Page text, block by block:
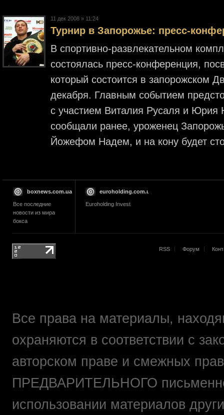
11 дек 2008 » 11:24
Турнир в Запорожье: пресс-
В спортивно-развлекательном
состоялась пресс-конференция,
который состоится в запорожском
декабря. Главным событием
с участием Виталия Русаля и
сообщали ранее, уроженец
Йожефом Надем, и на кону будет
boxnews.com.ua
Все последние
новости из мира
бокса
euroholding.com.ua
Euroholding Invest
RSS Форум
Все права на материалы,
охраняются в соответствии с
авторском праве и смежных
ПРЕДВАРИТЕЛЬНОГО
использовании материалов